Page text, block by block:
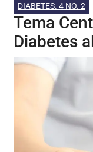
DIABETES. 4 NO. 2
Tema
Diabetes